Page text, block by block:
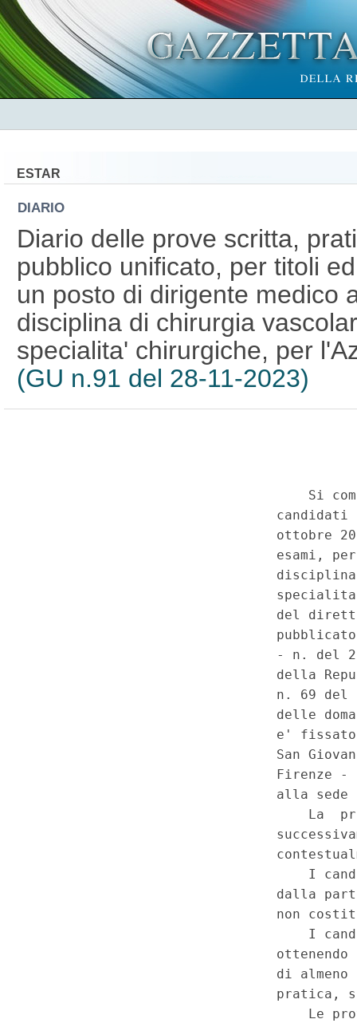
ESTAR
DIARIO
Diario delle prove scritta,
pubblico unificato, per titoli
un posto di dirigente medico
disciplina di chirurgia
specialita' chirurgiche, per
(GU n.91 del 28-11-2023)